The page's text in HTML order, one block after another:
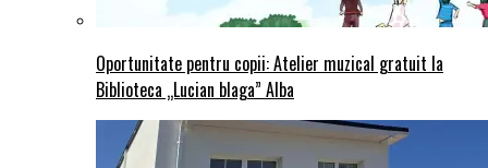
Oportunitate pentru copii: Atelier muzical gratuit la
Biblioteca „Lucian blaga” Alba